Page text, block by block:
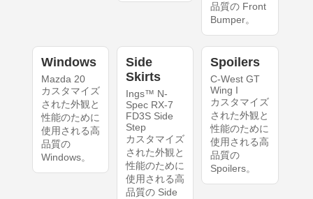
品質の Front
Bumper。
Windows
Mazda 20
カスタマイズ
された外観と
性能のために
使用される高
品質の
Windows。
Side
Skirts
Ings™ N-
Spec RX-7
FD3S Side
Step
カスタマイズ
された外観と
性能のために
使用される高
品質の Side
Spoilers
C-West GT
Wing I
カスタマイズ
された外観と
性能のために
使用される高
品質の
Spoilers。